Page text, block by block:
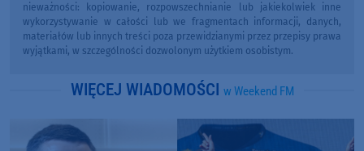
nieważności: kopiowanie, rozpowszechnianie lub jakiekolwiek inne
wykorzystywanie w całości lub we fragmentach informacji, danych,
materiałów lub innych treści poza przewidzianymi przez przepisy prawa
wyjątkami, w szczególności dozwolonym użytkiem osobistym.
WIĘCEJ WIADOMOŚCI w Weekend FM